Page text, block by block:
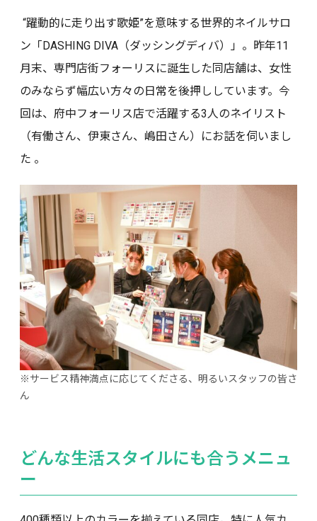
“躍動的に走り出す歌姫”を意味する世界的ネイルサロ
ン「DASHING DIVA（ダッシングディバ）」。昨年11
月末、専門店街フォーリスに誕生した同店舗は、女性
のみならず幅広い方々の日常を後押ししています。今
回は、府中フォーリス店で活躍する3人のネイリスト
（有働さん、伊東さん、嶋田さん）にお話を伺いまし
た 。
サービス精神満点に応じてくださる、明るいスタッフの皆さ
ん
どんな生活スタイルにも合うメニュ
ー